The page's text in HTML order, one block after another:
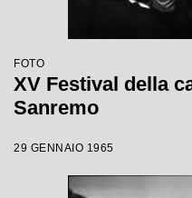
FOTO
XV Festival della
Sanremo
29 GENNAIO 1965